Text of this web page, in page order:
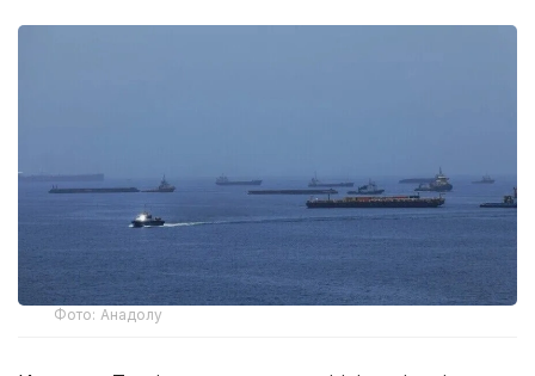
Фото: Анадолу